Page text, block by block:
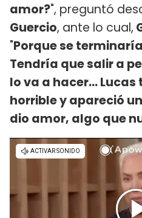
amor?", preguntó
Guercio, ante lo cual,
"Porque se
Tendría que salir a
lo va a hacer...
horrible y apareció
dio amor, algo que